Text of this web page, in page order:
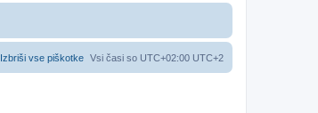
Vsi časi so UTC+02:00 UTC+2
Izbriši vse piškotke